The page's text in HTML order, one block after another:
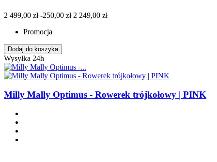
2 499,00 zł -250,00 zł 2 249,00 zł
Promocja
Dodaj do koszyka
Wysyłka 24h
Milly Mally Optimus - Rowerek trójkołowy | PINK